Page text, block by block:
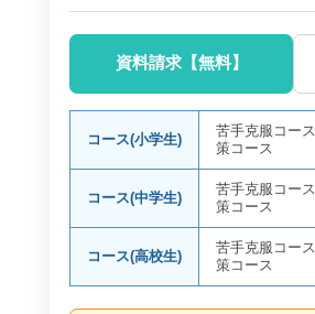
資料請求【無料】
コース(小学生)
苦手克服コース
策コース
コース(中学生)
苦手克服コース
策コース
コース(高校生)
苦手克服コース
策コース